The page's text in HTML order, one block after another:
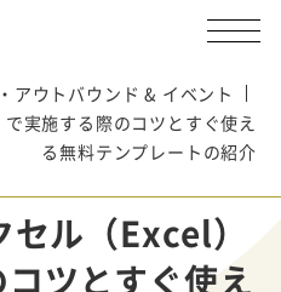
アウトバウンド & イベント
実施する際のコツとすぐ使え
る無料テンプレートの紹介
ル（Excel）
ツとすぐ使え